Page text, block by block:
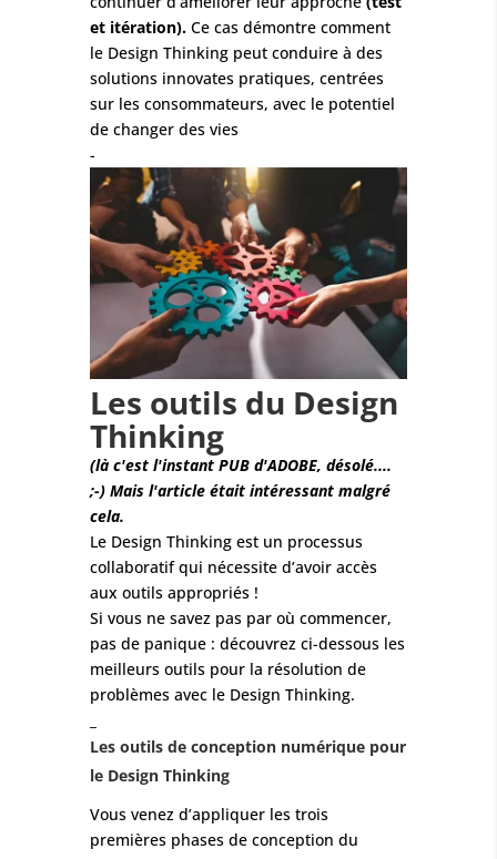
et itération).Ce cas démontre comment
le Design Thinking peut conduire à des
solutions innovates pratiques, centrées
sur les consommateurs, avec le potentiel
de changer des vies
-
Les outils du Design
Thinking
(là c'est l'instant PUB d'ADOBE, désolé....
;-) Mais l'article était intéressant malgré
cela.
Le Design Thinking est un processus
collaboratif qui nécessite d’avoir accès
aux outils appropriés !
Si vous ne savez pas par où commencer,
pas de panique : découvrez ci-dessous les
meilleurs outils pour la résolution de
problèmes avec le Design Thinking.
Les outils de conception numérique pour
le Design Thinking
Vous venez d’appliquer les trois
premières phases de conception du